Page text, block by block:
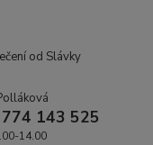
od Slávky
143 525
14.00